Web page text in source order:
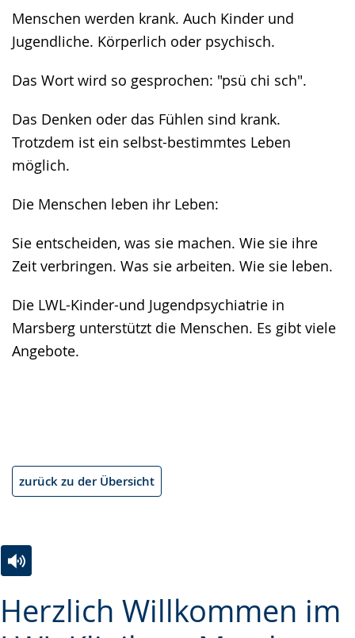
Menschen werden krank. Auch Kinder und
Jugendliche. Körperlich oder psychisch.
Das Wort wird so gesprochen: "psü chi sch".
Das Denken oder das Fühlen sind krank.
Trotzdem ist ein selbst-bestimmtes Leben
möglich.
Die Menschen leben ihr Leben:
Sie entscheiden, was sie machen. Wie sie ihre
Zeit verbringen. Was sie arbeiten. Wie sie leben.
Die LWL-Kinder-und Jugendpsychiatrie in
Marsberg unterstützt die Menschen. Es gibt viele
Angebote.
zurück zu der Übersicht
Herzlich Willkommen im
Leichten
Sprache
Audio-
Unterstützung.
Video
in